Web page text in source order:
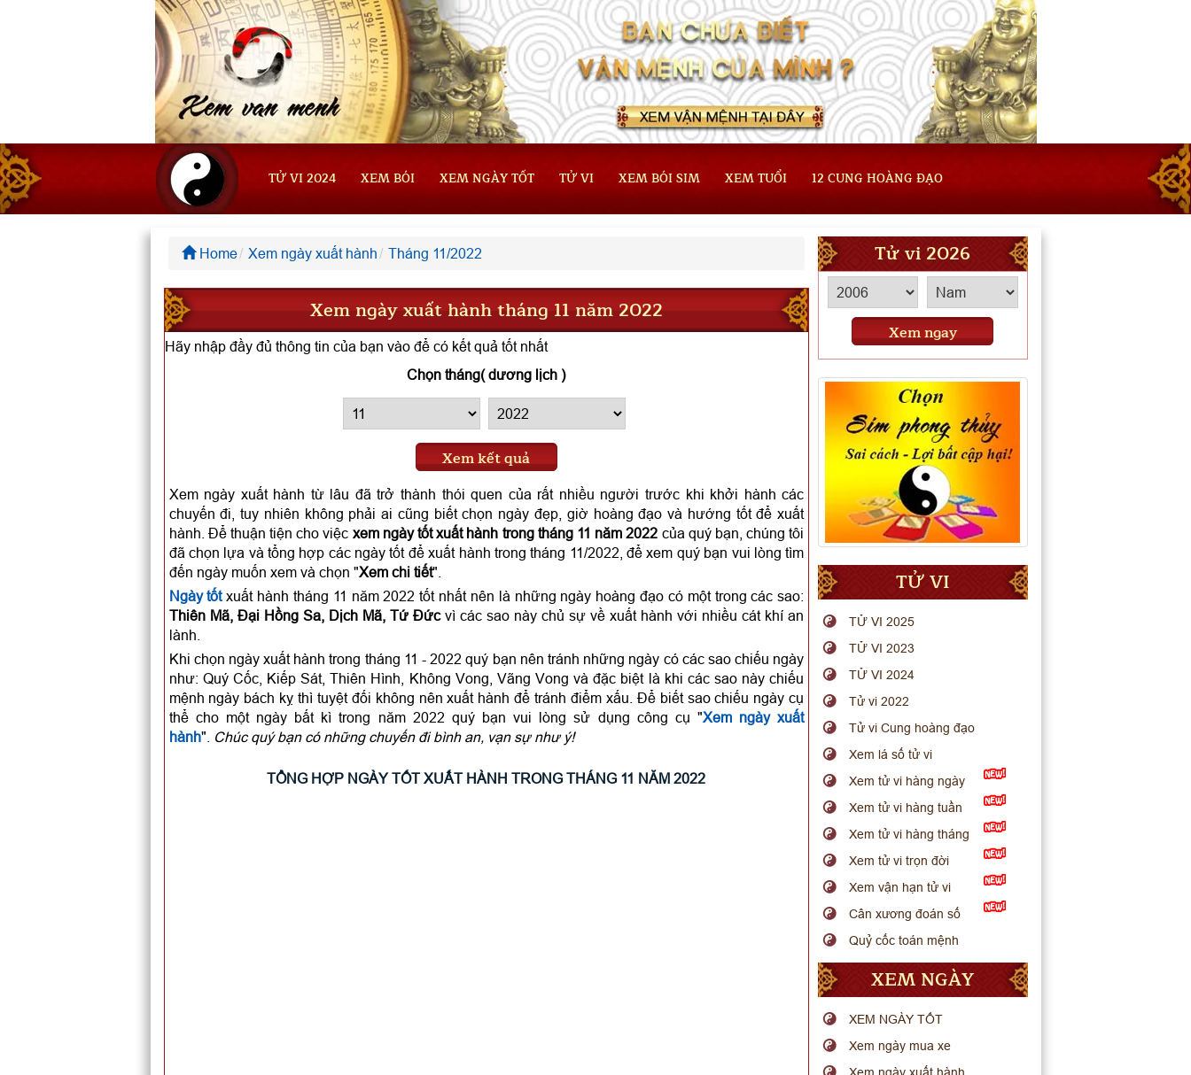
TỬ VI 2024 XEM BÓI XEM NGÀY TỐT TỬ VI XEM BÓI SIM XEM TUỔI 12 CUNG HOÀNG ĐẠO
Home Xem ngày xuất hành Tháng 11/2022
Xem ngày xuất hành tháng 11 năm 2022
Hãy nhập đầy đủ thông tin của bạn vào để có kết quả tốt nhất
Chọn tháng( dương lịch )
Xem kết quả
Xem ngày xuất hành từ lâu đã trở thành thói quen của rất nhiều người trước khi khởi hành các
chuyến đi, tuy nhiên không phải ai cũng biết chọn ngày đẹp, giờ hoàng đạo và hướng tốt để xuất
hành. Để thuận tiện cho việc xem ngày tốt xuất hành trong tháng 11 năm 2022 của quý bạn, chúng tôi
đã chọn lựa và tổng hợp các ngày tốt để xuất hành trong tháng 11/2022, để xem quý bạn vui lòng tìm
đến ngày muốn xem và chọn "Xem chi tiết".
Ngày tốtxuất hành tháng 11 năm 2022 tốt nhất nên là những ngày hoàng đạo có một trong các sao:
Thiên Mã, Đại Hồng Sa, Dịch Mã, Tứ Đức vì các sao này chủ sự về xuất hành với nhiều cát khí an
lành.
Khi chọn ngày xuất hành trong tháng 11 - 2022 quý bạn nên tránh những ngày có các sao chiếu ngày
như: Quý Cốc, Kiếp Sát, Thiên Hình, Không Vong, Vãng Vong và đặc biệt là khi các sao này chiếu
mệnh ngày bách kỵ thì tuyệt đối không nên xuất hành để tránh điểm xấu. Để biết sao chiếu ngày cụ
thể cho một ngày bất kì trong năm 2022 quý bạn vui lòng sử dụng công cụ "Xem ngày xuất
hành". Chúc quý bạn có những chuyến đi bình an, vạn sự như ý!
TỔNG HỢP NGÀY TỐT XUẤT HÀNH TRONG THÁNG 11 NĂM 2022
Tử vi 2026
Xem ngay
TỬ VI
TỬ VI 2025
TỬ VI 2023
TỬ VI 2024
Tử vi 2022
Tử vi Cung hoàng đạo
Xem lá số tử vi
Xem tử vi hàng ngày
Xem tử vi hàng tuần
Xem tử vi hàng tháng
Xem tử vi trọn đời
Xem vận hạn tử vi
Cân xương đoán số
Quỷ cốc toán mệnh
XEM NGÀY
XEM NGÀY TỐT
Xem ngày mua xe